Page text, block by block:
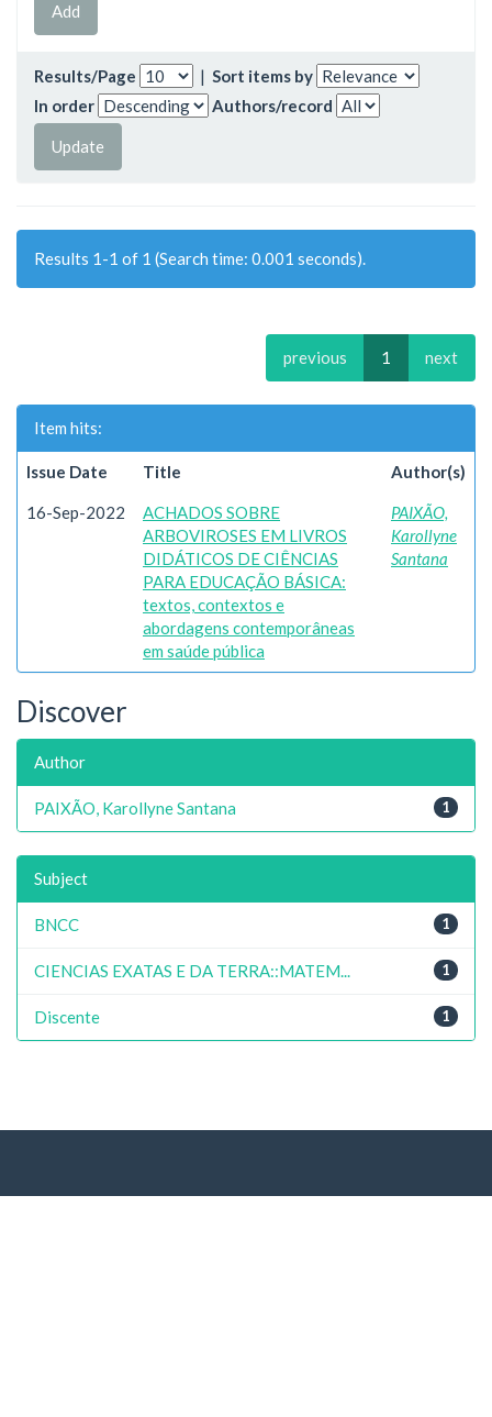
Results/Page | Sort items by
In order
Authors/record
Results 1-1 of 1 (Search time: 0.001 seconds).
previous 1 next
Item hits:
Issue Date Title Author(s)
16-Sep-2022
ACHADOS SOBRE
ARBOVIROSES EM LIVROS
DIDÁTICOS DE CIÊNCIAS
PARA EDUCAÇÃO BÁSICA:
textos, contextos e
abordagens contemporâneas
em saúde pública
PAIXÃO,
Karollyne
Santana
Discover
Author
1
PAIXÃO, Karollyne Santana
Subject
1
BNCC
1
CIENCIAS EXATAS E DA TERRA::MATEM...
1
Discente